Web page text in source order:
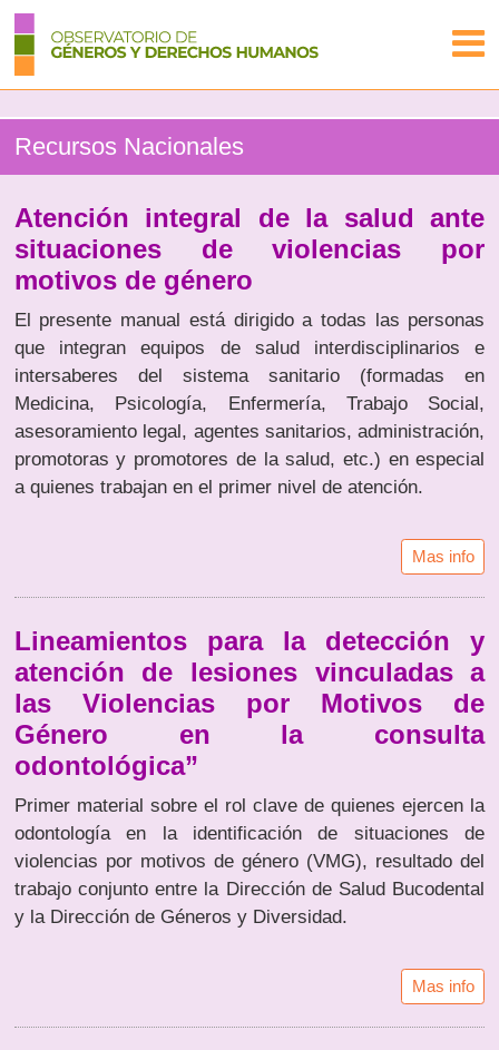
Recursos Nacionales
Atención integral de la salud ante
situaciones de violencias por
motivos de género
El presente manual está dirigido a todas las personas
que integran equipos de salud interdisciplinarios e
intersaberes del sistema sanitario (formadas en
Medicina, Psicología, Enfermería, Trabajo Social,
asesoramiento legal, agentes sanitarios, administración,
promotoras y promotores de la salud, etc.) en especial
a quienes trabajan en el primer nivel de atención.
Mas info
Lineamientos para la detección y
atención de lesiones vinculadas a
las Violencias por Motivos de
Género en la consulta
odontológica”
Primer material sobre el rol clave de quienes ejercen la
odontología en la identificación de situaciones de
violencias por motivos de género (VMG), resultado del
trabajo conjunto entre la Dirección de Salud Bucodental
y la Dirección de Géneros y Diversidad.
Mas info